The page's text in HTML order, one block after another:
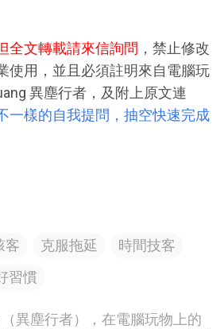
全文轉載請來信詢問 ，禁止修改
使用，並且必須註明來自電腦玩
異塵行者，及附上原文連
一樣的自我提問，抽空快速完成
客 克服拖延
時間技客
習慣
異塵行者），在電腦玩物上的